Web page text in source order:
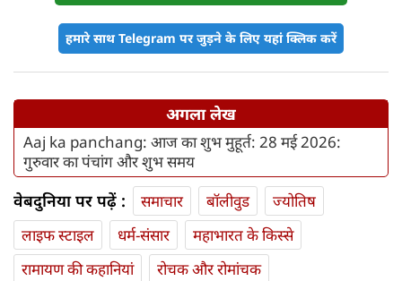
हमारे साथ Telegram पर जुड़ने के लिए यहां क्लिक करें
अगला लेख
Aaj ka panchang: आज का शुभ मुहूर्त: 28 मई 2026:
गुरुवार का पंचांग और शुभ समय
वेबदुनिया पर पढ़ें : समाचार बॉलीवुड
ज्योतिष
लाइफ स्‍टाइल
धर्म-संसार
महाभारत के किस्से
रामायण की कहानियां
रोचक और रोमांचक